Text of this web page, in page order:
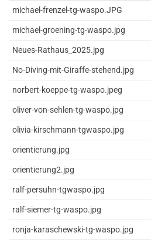
michael-frenzel-tg-waspo.JPG
michael-groening-tg-waspo.jpg
Neues-Rathaus_2025.jpg
No-Diving-mit-Giraffe-stehend.jpg
norbert-koeppe-tg-waspo.jpeg
oliver-von-sehlen-tg-waspo.jpg
olivia-kirschmann-tgwaspo.jpg
orientierung.jpg
orientierung2.jpg
ralf-persuhn-tgwaspo.jpg
ralf-siemer-tg-waspo.jpg
ronja-karaschewski-tg-waspo.jpg